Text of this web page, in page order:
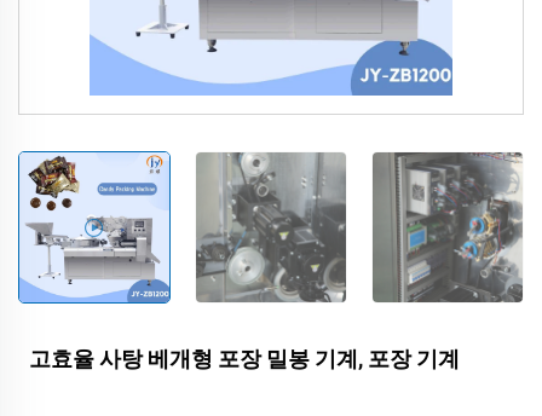
고효율 사탕 베개형 포장 밀봉 기계, 포장 기계